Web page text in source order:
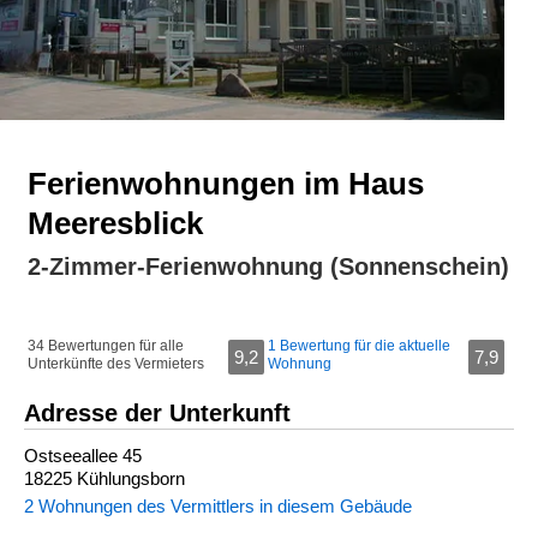
Ferienwohnungen im Haus
Meeresblick
2-Zimmer-Ferienwohnung (Sonnenschein)
34 Bewertungen für alle
Unterkünfte des Vermieters
9,2
1 Bewertung für die aktuelle
Wohnung
7,9
Adresse der Unterkunft
Ostseeallee 45
18225 Kühlungsborn
2 Wohnungen des Vermittlers in diesem Gebäude